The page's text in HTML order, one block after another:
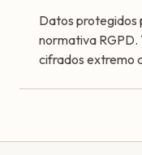
Datos protegidos
normativa RGPD.
cifrados extremo